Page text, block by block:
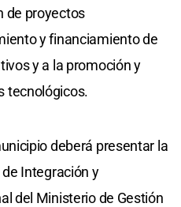
de proyectos
y financiamiento de
y a la promoción y
tecnológicos.
deberá presentar la
Integración y
del Ministerio de Gestión